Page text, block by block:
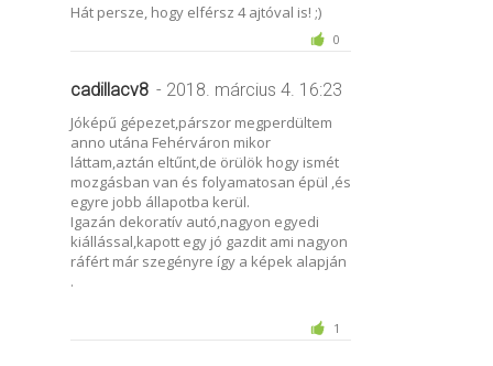
Hát persze, hogy elférsz 4 ajtóval is! ;)
0
cadillacv8 - 2018. március 4. 16:23
Jóképű gépezet,párszor megperdültem
anno utána Fehérváron mikor
láttam,aztán eltűnt,de örülök hogy ismét
mozgásban van és folyamatosan épül ,és
egyre jobb állapotba kerül.
Igazán dekoratív autó,nagyon egyedi
kiállással,kapott egy jó gazdit ami nagyon
ráfért már szegényre így a képek alapján
.
1